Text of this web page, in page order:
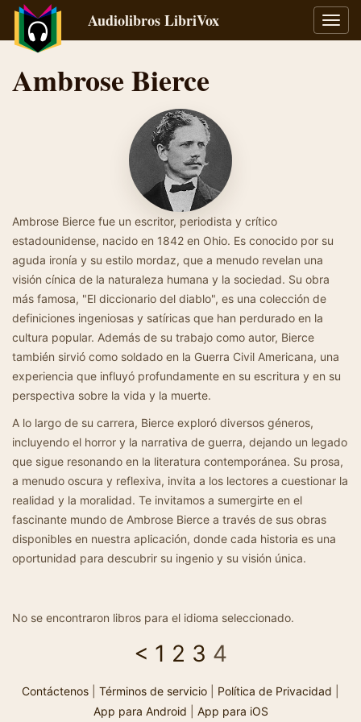
Audiolibros LibriVox
Ambrose Bierce
Ambrose Bierce fue un escritor, periodista y crítico
estadounidense, nacido en 1842 en Ohio. Es conocido por su
aguda ironía y su estilo mordaz, que a menudo revelan una
visión cínica de la naturaleza humana y la sociedad. Su obra
más famosa, "El diccionario del diablo", es una colección de
definiciones ingeniosas y satíricas que han perdurado en la
cultura popular. Además de su trabajo como autor, Bierce
también sirvió como soldado en la Guerra Civil Americana, una
experiencia que influyó profundamente en su escritura y en su
perspectiva sobre la vida y la muerte.
A lo largo de su carrera, Bierce exploró diversos géneros,
incluyendo el horror y la narrativa de guerra, dejando un legado
que sigue resonando en la literatura contemporánea. Su prosa,
a menudo oscura y reflexiva, invita a los lectores a cuestionar la
realidad y la moralidad. Te invitamos a sumergirte en el
fascinante mundo de Ambrose Bierce a través de sus obras
disponibles en nuestra aplicación, donde cada historia es una
oportunidad para descubrir su ingenio y su visión única.
No se encontraron libros para el idioma seleccionado.
< 1 2 3 4
Contáctenos Términos de servicio Política de Privacidad
App para Android
App para iOS